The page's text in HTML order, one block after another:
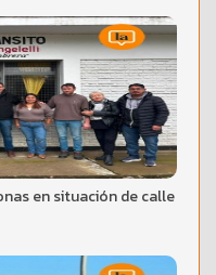
en situación de calle